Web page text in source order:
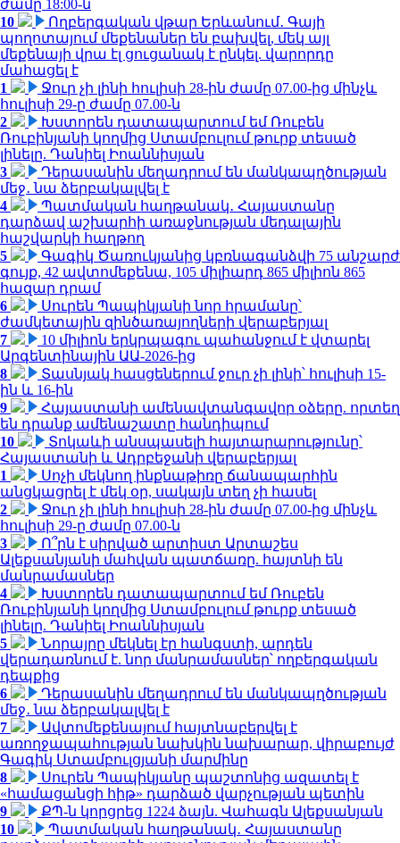
ժամը 18:00-ն
10
Ողբերգական վթար Երևանում․ Գայի
պողոտայում մեքենաներ են բախվել, մեկ այլ
մեքենայի վրա էլ ցուցանակ է ընկել. վարորդը
մահացել է
1
Ջուր չի լինի հուլիսի 28-ին ժամը 07.00-ից մինչև
հուլիսի 29-ը ժամը 07.00-ն
2
Խստորեն դատապարտում եմ Ռուբեն
Ռուբինյանի կողմից Ստամբուլում թուրք տեսած
լինելը. Դանիել Իոաննիսյան
3
Դերասանին մեղադրում են մանկապղծության
մեջ․ նա ձերբակալվել է
4
Պատմական հաղթանակ․ Հայաստանը
դարձավ աշխարհի առաջնության մեդալային
հաշվարկի հաղթող
5
Գագիկ Ծառուկյանից կբռնագանձվի 75 անշարժ
գույք, 42 ավտոմեքենա, 105 միլիարդ 865 միլիոն 865
հազար դրամ
6
Սուրեն Պապիկյանի նոր հրամանը՝
ժամկետային զինծառայողների վերաբերյալ
7
10 միլիոն երկրպագու պահանջում է վտարել
Արգենտինային ԱԱ-2026-ից
8
Տասնյակ հասցեներում ջուր չի լինի՝ հուլիսի 15-
ին և 16-ին
9
Հայաստանի ամենավտանգավոր օձերը. որտեղ
են դրանք ամենաշատը հանդիպում
10
Տոկաևի անսպասելի հայտարարությունը՝
Հայաստանի և Ադրբեջանի վերաբերյալ
1
Սոչի մեկնող ինքնաթիռը ճանապարհին
անցկացրել է մեկ օր, սակայն տեղ չի հասել
2
Ջուր չի լինի հուլիսի 28-ին ժամը 07.00-ից մինչև
հուլիսի 29-ը ժամը 07.00-ն
3
Ո՞րն է սիրված արտիստ Արտաշես
Ալեքսանյանի մահվան պատճառը. հայտնի են
մանրամասներ
4
Խստորեն դատապարտում եմ Ռուբեն
Ռուբինյանի կողմից Ստամբուլում թուրք տեսած
լինելը. Դանիել Իոաննիսյան
5
Նորայրը մեկնել էր հանգստի, արդեն
վերադառնում է. նոր մանրամասներ՝ ողբերգական
դեպքից
6
Դերասանին մեղադրում են մանկապղծության
մեջ․ նա ձերբակալվել է
7
Ավտոմեքենայում հայտնաբերվել է
առողջապահության նախկին նախարար, վիրաբույժ
Գագիկ Ստամբուլցյանի մարմինը
8
Սուրեն Պապիկյանը պաշտոնից ազատել է
«համացանցի հիթ» դարձած վարչության պետին
9
ՔՊ-ն կորցրեց 1224 ձայն. Վահագն Ալեքսանյան
10
Պատմական հաղթանակ․ Հայաստանը